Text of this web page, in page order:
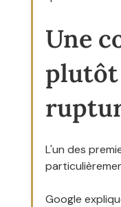
Une
plutôt
L'un des
Google